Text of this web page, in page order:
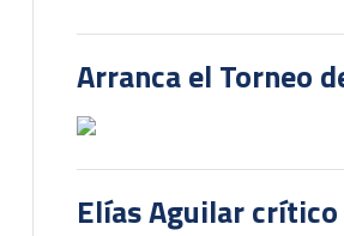
Arranca el Torneo
Elías Aguilar